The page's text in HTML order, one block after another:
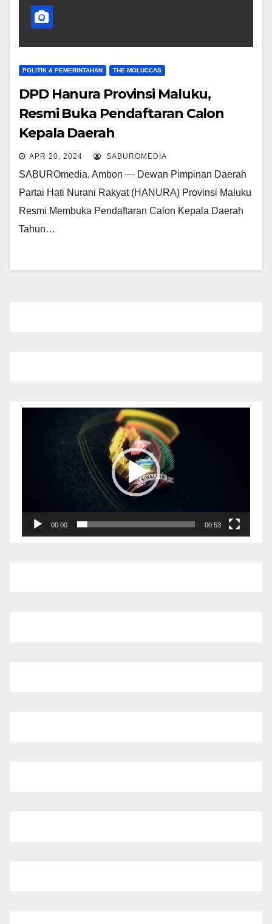
POLITIK & PEMERINTAHAN THE MOLUCCAS
DPD Hanura Provinsi Maluku,
Resmi Buka Pendaftaran Calon
Kepala Daerah
APR 20, 2024 SABUROMEDIA
SABUROmedia, Ambon — Dewan Pimpinan Daerah
Partai Hati Nurani Rakyat (HANURA) Provinsi Maluku
Resmi Membuka Pendaftaran Calon Kepala Daerah
Tahun…
00:00 00:53